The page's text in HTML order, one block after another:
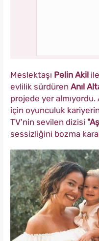
Meslektaşı Pelin Akil
evlilik sürdüren Anıl
projede yer
için oyunculuk
TV'nin sevilen dizisi
sessizliğini bozma